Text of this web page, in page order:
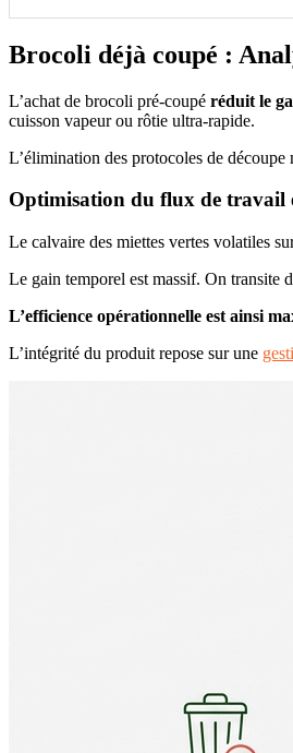
Brocoli déjà coupé :
L’achat de brocoli pré-coupé réduit le
cuisson vapeur ou rôtie ultra-rapide.
L’élimination des protocoles de découpe
Optimisation du flux de travail
Le calvaire des miettes vertes volatiles
Le gain temporel est massif. On transite
L’efficience opérationnelle est ainsi
L’intégrité du produit repose sur une